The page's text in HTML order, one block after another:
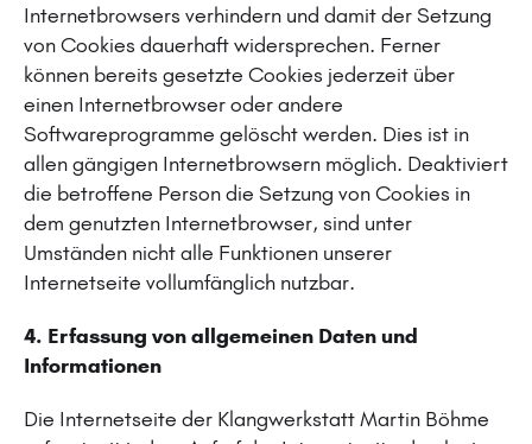
Internetbrowsers verhindern und damit der Setzung
von Cookies dauerhaft widersprechen. Ferner
können bereits gesetzte Cookies jederzeit über
einen Internetbrowser oder andere
Softwareprogramme gelöscht werden. Dies ist in
allen gängigen Internetbrowsern möglich. Deaktiviert
die betroffene Person die Setzung von Cookies in
dem genutzten Internetbrowser, sind unter
Umständen nicht alle Funktionen unserer
Internetseite vollumfänglich nutzbar.
4. Erfassung von allgemeinen Daten und
Informationen
Die Internetseite der Klangwerkstatt Martin Böhme